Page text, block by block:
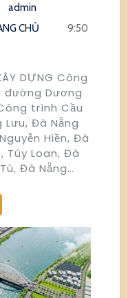
admin
CHỦ
9:50
DỰNG Công
đường Dương
trình Cầu
Đà Nẵng
Hiền, Đà
Túy Loan, Đà
Đà Nẵng…